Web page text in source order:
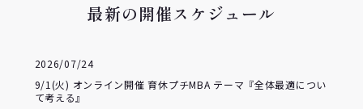
最新の開催スケジュール
2026/07/24
9/1(火) オンライン開催 育休プチMBA テーマ『全体最適につい
て考える』